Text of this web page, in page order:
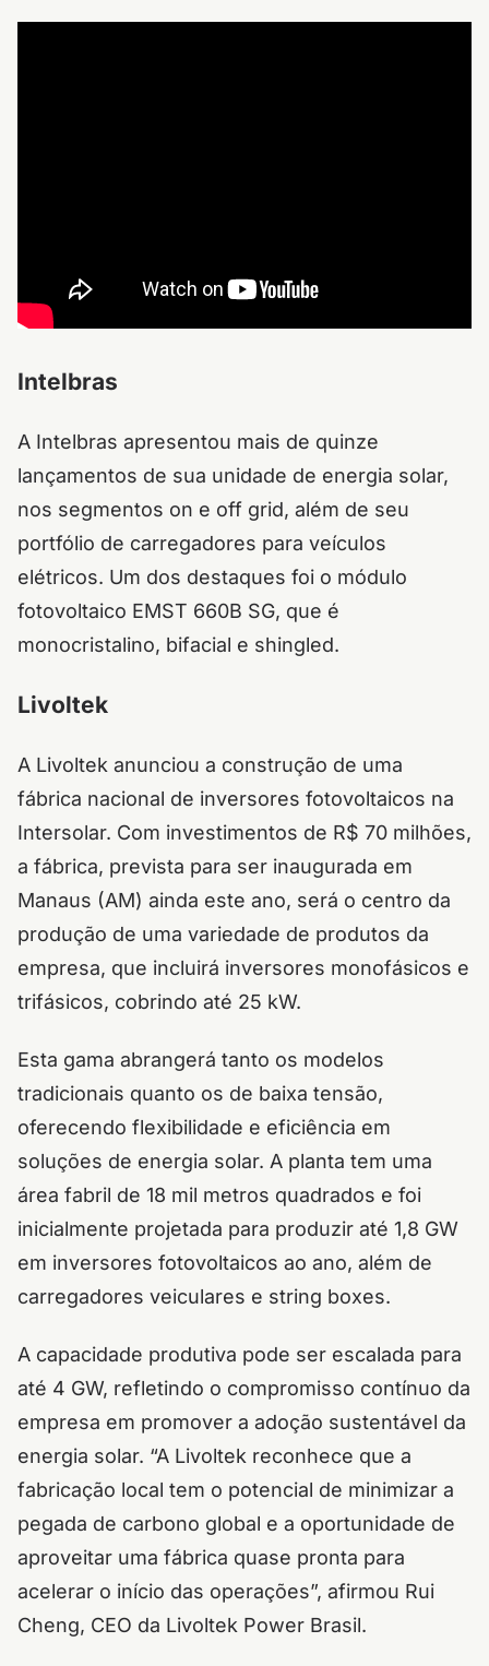
Intelbras
A Intelbras apresentou mais de quinze
lançamentos de sua unidade de energia solar,
nos segmentos on e off grid, além de seu
portfólio de carregadores para veículos
elétricos. Um dos destaques foi o módulo
fotovoltaico EMST 660B SG, que é
monocristalino, bifacial e shingled.
Livoltek
A Livoltek anunciou a construção de uma
fábrica nacional de inversores fotovoltaicos na
Intersolar. Com investimentos de R$ 70 milhões,
a fábrica, prevista para ser inaugurada em
Manaus (AM) ainda este ano, será o centro da
produção de uma variedade de produtos da
empresa, que incluirá inversores monofásicos e
trifásicos, cobrindo até 25 kW.
Esta gama abrangerá tanto os modelos
tradicionais quanto os de baixa tensão,
oferecendo flexibilidade e eficiência em
soluções de energia solar. A planta tem uma
área fabril de 18 mil metros quadrados e foi
inicialmente projetada para produzir até 1,8 GW
em inversores fotovoltaicos ao ano, além de
carregadores veiculares e string boxes.
A capacidade produtiva pode ser escalada para
até 4 GW, refletindo o compromisso contínuo da
empresa em promover a adoção sustentável da
energia solar. “A Livoltek reconhece que a
fabricação local tem o potencial de minimizar a
pegada de carbono global e a oportunidade de
aproveitar uma fábrica quase pronta para
acelerar o início das operações”, afirmou Rui
Cheng, CEO da Livoltek Power Brasil.